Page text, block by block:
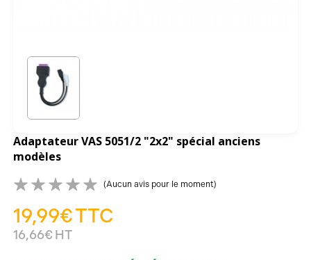
Adaptateur VAS 5051/2 "2x2" spécial anciens
modèles
(Aucun avis pour le moment)
19,99€TTC
16,66€ HT